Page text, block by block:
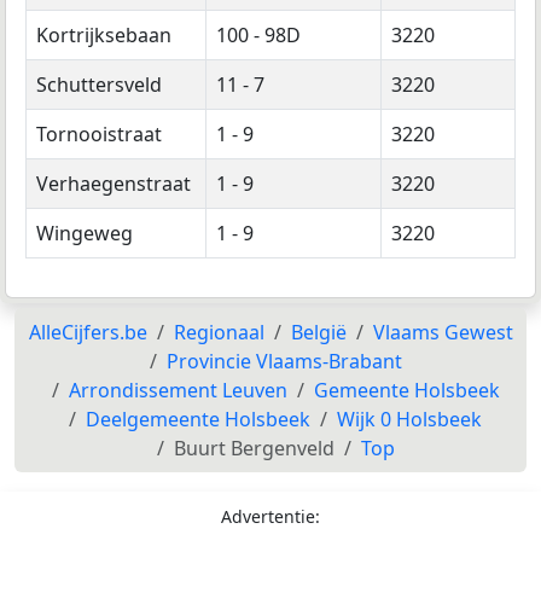
Kortrijksebaan
100 - 98D
3220
Schuttersveld
11 - 7
3220
Tornooistraat
1 - 9
3220
Verhaegenstraat
1 - 9
3220
Wingeweg
1 - 9 3220
AlleCijfers.be Regionaal België
Vlaams Gewest
Provincie Vlaams-Brabant
Arrondissement Leuven
Gemeente Holsbeek
Deelgemeente Holsbeek
Wijk 0 Holsbeek
Buurt Bergenveld
Top
Advertentie: